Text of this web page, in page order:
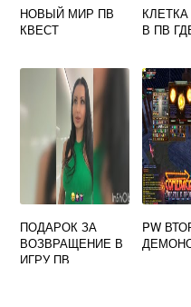
НОВЫЙ МИР ПВ
КВЕСТ
В ПВ
ПОДАРОК ЗА
ВОЗВРАЩЕНИЕ В
ИГРУ ПВ
PW